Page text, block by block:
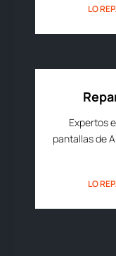
LO
Expertos
pantallas de
LO